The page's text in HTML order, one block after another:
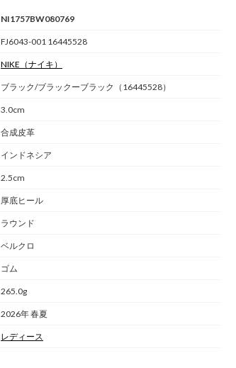
NI1757BW080769
FJ6043-001 16445528
NIKE （ナイキ）
ブラック/ブラックーブラック（16445528）
3.0cm
合成皮革
インドネシア
2.5cm
厚底ヒール
ラウンド
ベルクロ
ゴム
265.0g
2026年 春夏
レディース